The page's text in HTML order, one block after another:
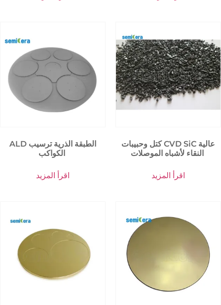
ALD الطبقة الذرية ترسيب
اقرأ المزيد
كتل وحبيبات CVD SiC عالية
اقرأ المزيد